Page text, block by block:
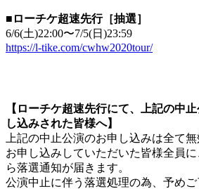
■ローチケ超速先行［抽選］
6/6(土)22:00〜7/5(日)23:59
https://l-tike.com/cwhw2020tour/
【ローチケ超速先行にて、上記の中
し込みされた皆様へ】
上記の中止公演のお申し込みは全て無
お申し込みしていただいた皆様全員に
ら落選通知が届きます。
公演中止に伴う落選処理の為、予め